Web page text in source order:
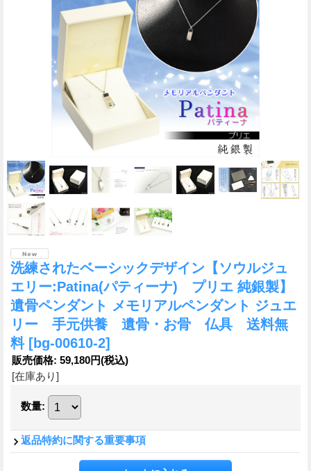
洗練されたベーシックデザイン【ソウルジュ
エリー:Patina(パティーナ) プリエ 純銀製】
遺骨ペンダント メモリアルペンダント ジュエ
リー 手元供養 遺骨・お骨 仏具 送料無
料 [bg-00610-2]
販売価格: 59,180円(税込)
[在庫あり]
数量:
返品特約に関する重要事項